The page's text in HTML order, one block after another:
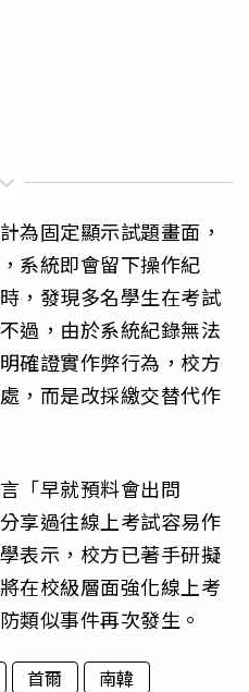
為固定顯示試題畫面，
系統即會留下操作紀
，發現多名學生在考試
過，由於系統紀錄無法
確證實作弊行為，校方
，而是改採繳交替代作
「早就預料會出問
享過往線上考試容易作
表示，校方已著手研擬
在校級層面強化線上考
類似事件再次發生。
首爾 南韓